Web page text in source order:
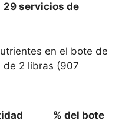
29 servicios de
en el bote de
de 2 libras (907
% del bote